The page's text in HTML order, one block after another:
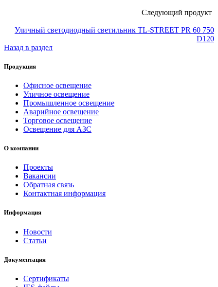
Следующий продукт
Уличный светодиодный светильник TL-STREET PR 60 750
D120
Назад в раздел
Продукция
Офисное освещение
Уличное освещение
Промышленное освещение
Аварийное освещение
Торговое освещение
Освещение для АЗС
О компании
Проекты
Вакансии
Обратная связь
Контактная информация
Информация
Новости
Статьи
Документация
Сертификаты